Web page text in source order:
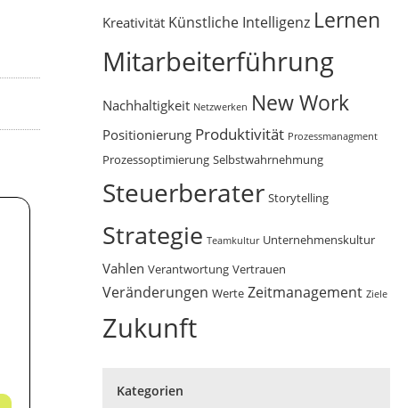
Kreativität Künstliche Intelligenz Lernen
Mitarbeiterführung
Nachhaltigkeit Netzwerken New Work
Positionierung Produktivität Prozessmanagment
Prozessoptimierung Selbstwahrnehmung
Steuerberater Storytelling
Strategie Teamkultur Unternehmenskultur
Vahlen Verantwortung Vertrauen
Veränderungen Werte Zeitmanagement Ziele
Zukunft
Kategorien